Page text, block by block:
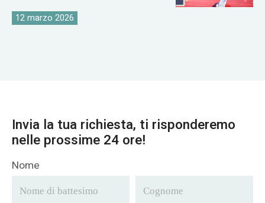
12 marzo 2026
Invia la tua richiesta, ti risponderemo
nelle prossime 24 ore!
Nome